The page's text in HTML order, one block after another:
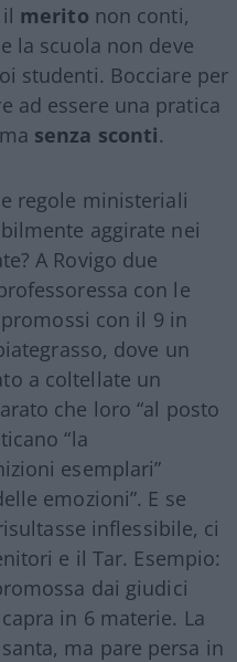
merito non conti,
la scuola non deve
studenti. Bocciare per
ad essere una pratica
senza sconti.
regole ministeriali
aggirate nei
A Rovigo due
con le
con il 9 in
dove un
a coltellate un
che loro “al posto
“la
esemplari”
emozioni”. E se
inflessibile, ci
e il Tar. Esempio:
dai giudici
in 6 materie. La
ma pare persa in